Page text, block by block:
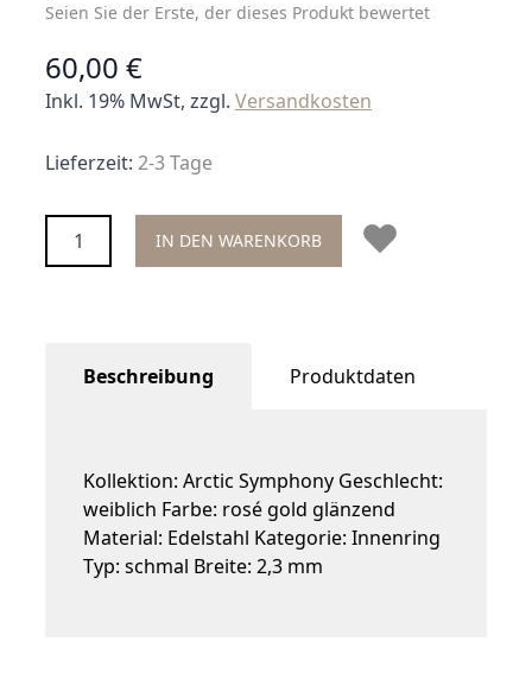
Seien Sie der Erste, der dieses Produkt bewertet
60,00 €
Inkl. 19% MwSt, zzgl. Versandkosten
Lieferzeit: 2-3 Tage
Menge IN DEN WARENKORB
Beschreibung Produktdaten
Kollektion: Arctic Symphony Geschlecht:
weiblich Farbe: rosé gold glänzend
Material: Edelstahl Kategorie: Innenring
Typ: schmal Breite: 2,3 mm